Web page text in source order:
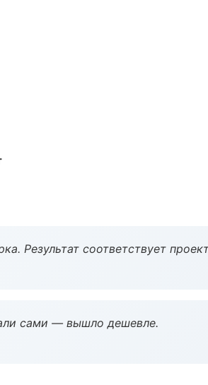
Результат соответствует
сами — вышло дешевле.